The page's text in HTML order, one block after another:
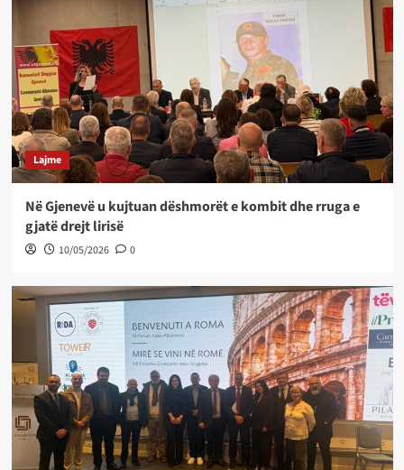
Lajme
Në Gjenevë u kujtuan dëshmorët e kombit dhe rruga e
gjatë drejt lirisë
10/05/2026 0